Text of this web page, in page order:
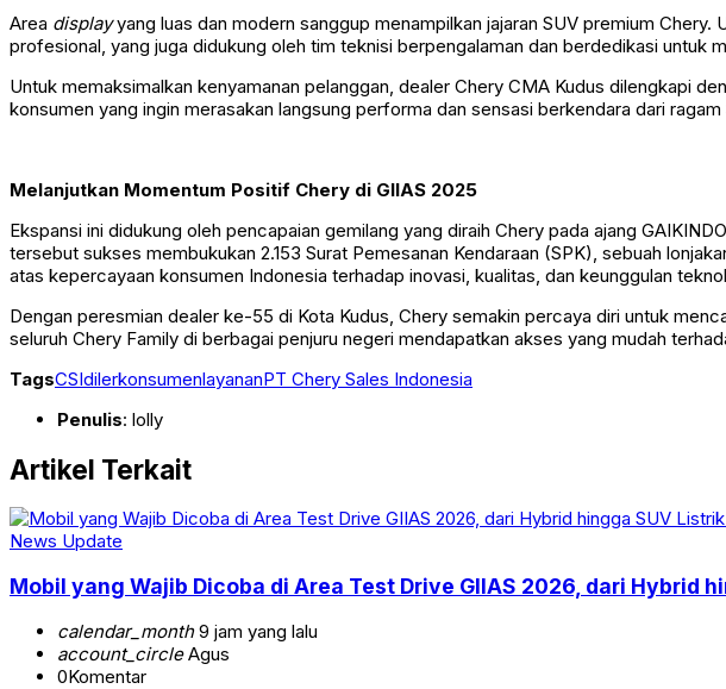
Area displayyang luas dan modern sanggup menampilkan jajaran SUV premium
profesional, yang juga didukung oleh tim teknisi berpengalaman dan berdedikasi untuk
Untuk memaksimalkan kenyamanan pelanggan, dealer Chery CMA Kudus dilengkapi
konsumen yang ingin merasakan langsung performa dan sensasi berkendara dari
Melanjutkan Momentum Positif Chery di GIIAS 2025
Ekspansi ini didukung oleh pencapaian gemilang yang diraih Chery pada ajang
tersebut sukses membukukan 2.153 Surat Pemesanan Kendaraan (SPK), sebuah
atas kepercayaan konsumen Indonesia terhadap inovasi, kualitas, dan keunggulan
Dengan peresmian dealer ke-55 di Kota Kudus, Chery semakin percaya diri untuk
seluruh Chery Family di berbagai penjuru negeri mendapatkan akses yang mudah
TagsCSIdilerkonsumenlayananPT Chery Sales Indonesia
Penulis: lolly
Artikel Terkait
News Update
Mobil yang Wajib Dicoba di Area Test Drive GIIAS 2026, dari Hybrid
calendar_month9 jam yang lalu
account_circleAgus
0Komentar